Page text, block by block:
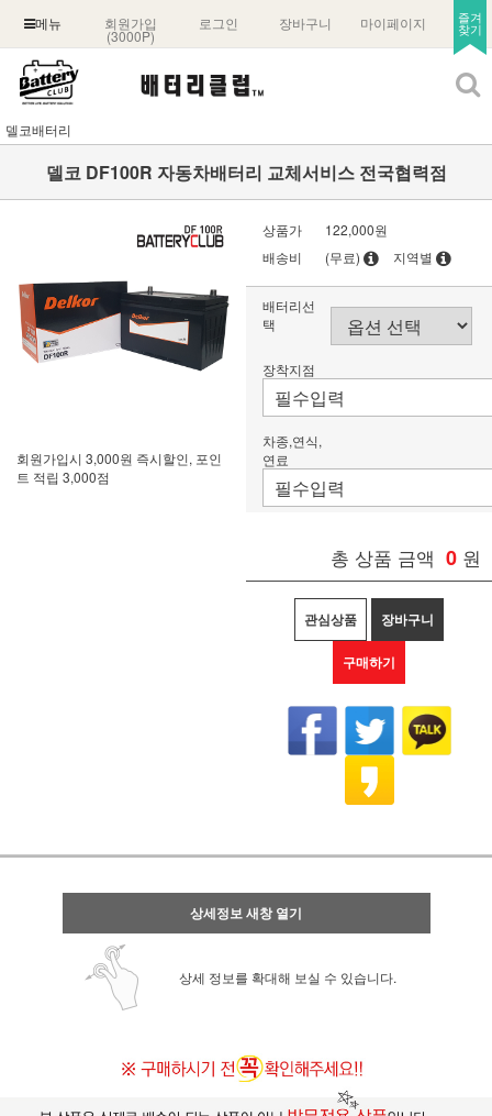
메뉴 회원가입
(3000P)
로그인 장바구니 마이페이지 즐겨
찾기
델코배터리
델코 DF100R 자동차배터리 교체서비스 전국협력점
회원가입시 3,000원 즉시할인, 포인
트 적립 3,000점
상품가
122,000원
배송비
(무료) 지역별
배터리선
택
장착지점
차종,연식,
연료
총 상품 금액 0 원
관심상품 장바구니
구매하기
상세정보 새창 열기
상세 정보를 확대해 보실 수 있습니다.